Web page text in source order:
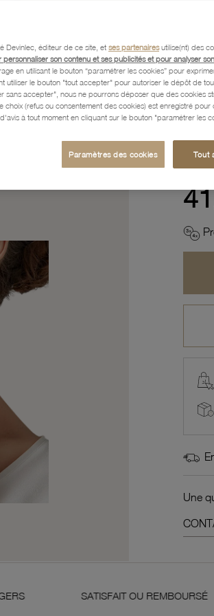
41
Une
OU REMBOURSÉ OR 18
Devinlec, éditeur de ce site, et ses partenairesutilise(nt) des
personnaliser son contenu et ses publicités et pour analyser
en utilisant le bouton “paramétrer les cookies” pour
utiliser le bouton "tout accepter" pour autoriser le dépôt de
sans accepter", nous ne pourrons déposer que des cookies
choix (refus ou consentement des cookies) est enregistré
à tout moment en cliquant sur le bouton "paramétrer les
Paramètres des cookies Tout